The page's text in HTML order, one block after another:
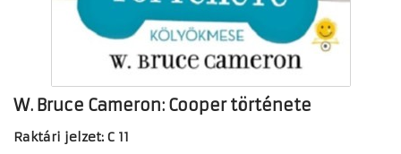
W. Bruce Cameron: Cooper története
Raktári jelzet: C 11